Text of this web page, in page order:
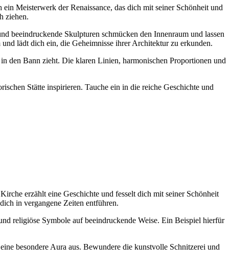
Meisterwerk der Renaissance, das dich mit seiner Schönheit und
ziehen.
beeindruckende Skulpturen schmücken den Innenraum und lassen
lädt dich ein, die Geheimnisse ihrer Architektur zu erkunden.
den Bann zieht. Die klaren Linien, harmonischen Proportionen und
Stätte inspirieren. Tauche ein in die reiche Geschichte und
erzählt eine Geschichte und fesselt dich mit seiner Schönheit
in vergangene Zeiten entführen.
religiöse Symbole auf beeindruckende Weise. Ein Beispiel hierfür
besondere Aura aus. Bewundere die kunstvolle Schnitzerei und